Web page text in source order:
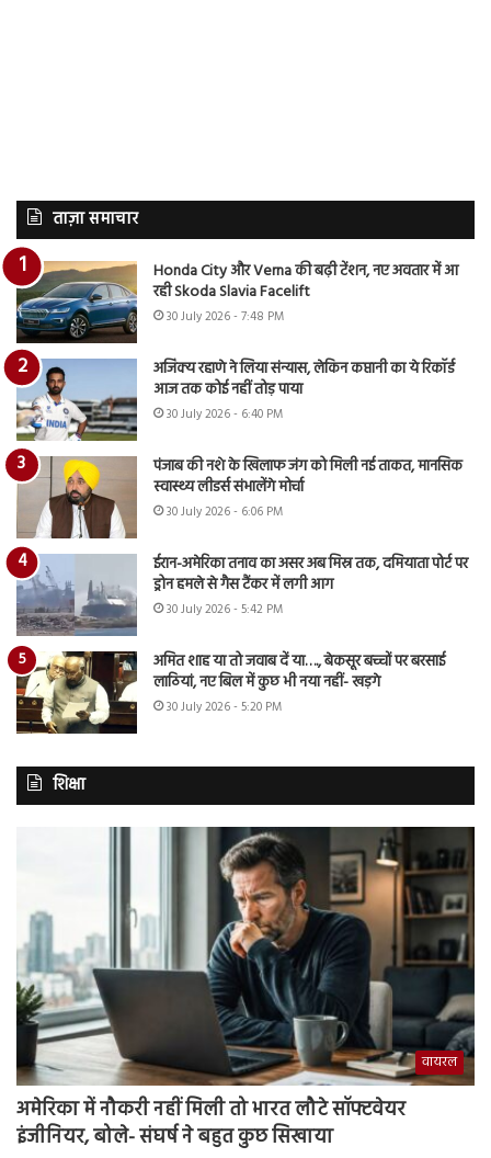
ताज़ा समाचार
Honda City और Verna की बढ़ी टेंशन, नए अवतार में आ
रही Skoda Slavia Facelift
30 July 2026 - 7:48 PM
अजिंक्य रहाणे ने लिया संन्यास, लेकिन कप्तानी का ये रिकॉर्ड
आज तक कोई नहीं तोड़ पाया
30 July 2026 - 6:40 PM
पंजाब की नशे के खिलाफ जंग को मिली नई ताकत, मानसिक
स्वास्थ्य लीडर्स संभालेंगे मोर्चा
30 July 2026 - 6:06 PM
ईरान-अमेरिका तनाव का असर अब मिस्र तक, दमियाता पोर्ट पर
ड्रोन हमले से गैस टैंकर में लगी आग
30 July 2026 - 5:42 PM
अमित शाह या तो जवाब दें या…., बेकसूर बच्चों पर बरसाई
लाठियां, नए बिल में कुछ भी नया नहीं- खड़गे
30 July 2026 - 5:20 PM
शिक्षा
वायरल
अमेरिका में नौकरी नहीं मिली तो भारत लौटे सॉफ्टवेयर
इंजीनियर, बोले- संघर्ष ने बहुत कुछ सिखाया